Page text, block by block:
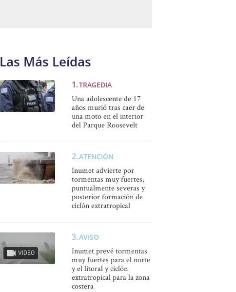
Las Más Leídas
TRAGEDIA
Una adolescente de 17
años murió tras caer de
una moto en el interior
del Parque Roosevelt
ATENCIÓN
Inumet advierte por
tormentas muy fuertes,
puntualmente severas y
posterior formación de
ciclón extratropical
VIDEO
AVISO
Inumet prevé tormentas
muy fuertes para el norte
y el litoral y ciclón
extratropical para la zona
costera